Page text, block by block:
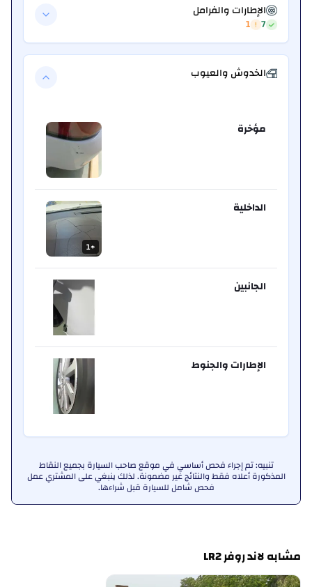
الإطارات والفرامل
7
1
الخدوش والعيوب
مؤخرة
الداخلية
+
1
الجانبين
الإطارات والجنوط
تنبيه: تم إجراء فحص أساسي في موقع صاحب السيارة بجميع النقاط
المذكورة أعلاه فقط والنتائج غير مضمونة. لذلك ينبغي على المشتري عمل
فحص شامل للسيارة قبل شراءها.
مشابه لاند روفر LR2